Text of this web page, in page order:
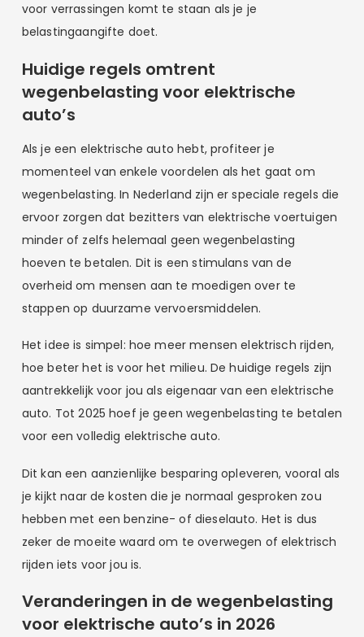
voor verrassingen komt te staan als je je
belastingaangifte doet.
Huidige regels omtrent
wegenbelasting voor elektrische
auto’s
Als je een elektrische auto hebt, profiteer je
momenteel van enkele voordelen als het gaat om
wegenbelasting. In Nederland zijn er speciale regels die
ervoor zorgen dat bezitters van elektrische voertuigen
minder of zelfs helemaal geen wegenbelasting
hoeven te betalen. Dit is een stimulans van de
overheid om mensen aan te moedigen over te
stappen op duurzame vervoersmiddelen.
Het idee is simpel: hoe meer mensen elektrisch rijden,
hoe beter het is voor het milieu. De huidige regels zijn
aantrekkelijk voor jou als eigenaar van een elektrische
auto. Tot 2025 hoef je geen wegenbelasting te betalen
voor een volledig elektrische auto.
Dit kan een aanzienlijke besparing opleveren, vooral als
je kijkt naar de kosten die je normaal gesproken zou
hebben met een benzine- of dieselauto. Het is dus
zeker de moeite waard om te overwegen of elektrisch
rijden iets voor jou is.
Veranderingen in de wegenbelasting
voor elektrische auto’s in 2026